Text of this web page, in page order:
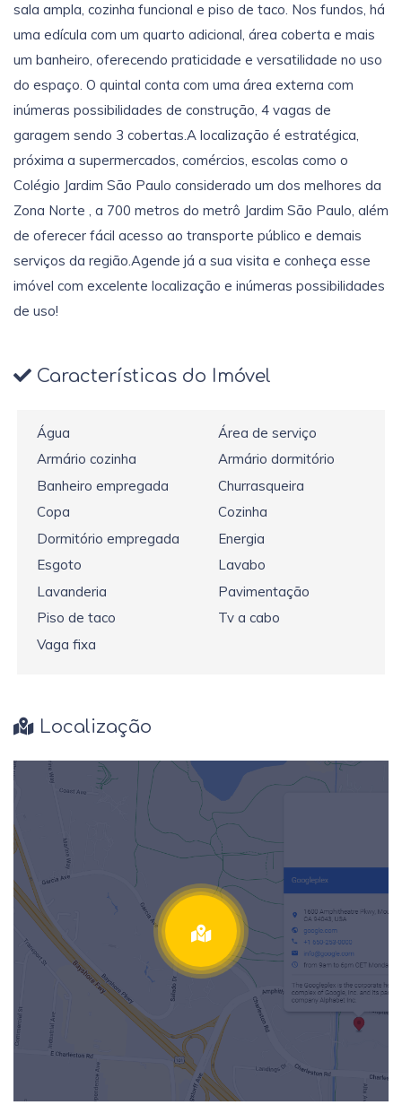
sala ampla, cozinha funcional e piso de taco. Nos fundos, há
uma edícula com um quarto adicional, área coberta e mais
um banheiro, oferecendo praticidade e versatilidade no uso
do espaço. O quintal conta com uma área externa com
inúmeras possibilidades de construção, 4 vagas de
garagem sendo 3 cobertas.A localização é estratégica,
próxima a supermercados, comércios, escolas como o
Colégio Jardim São Paulo considerado um dos melhores da
Zona Norte , a 700 metros do metrô Jardim São Paulo, além
de oferecer fácil acesso ao transporte público e demais
serviços da região.Agende já a sua visita e conheça esse
imóvel com excelente localização e inúmeras possibilidades
de uso!
Características do Imóvel
Água
Área de serviço
Armário cozinha
Armário dormitório
Banheiro empregada
Churrasqueira
Copa
Cozinha
Dormitório empregada
Energia
Esgoto
Lavabo
Lavanderia
Pavimentação
Piso de taco
Tv a cabo
Vaga fixa
Localização